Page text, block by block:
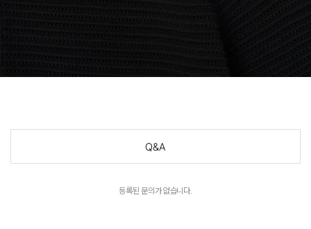
Q&A
등록된 문의가 없습니다.